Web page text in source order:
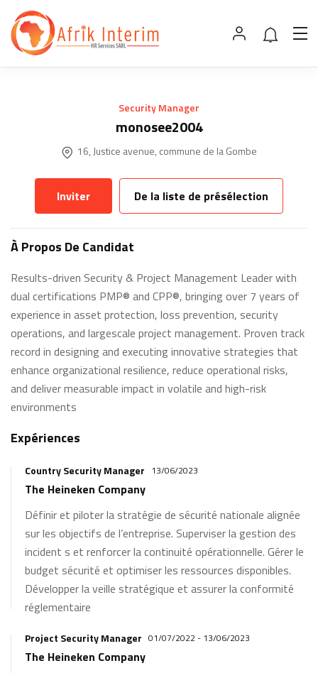
Security Manager
monosee2004
16, Justice avenue, commune de la Gombe
Inviter De la liste de présélection
À Propos De Candidat
Results-driven Security & Project Management Leader with
dual certifications PMP® and CPP®, bringing over 7 years of
experience in asset protection, loss prevention, security
operations, and largescale project management. Proven track
record in designing and executing innovative strategies that
enhance organizational resilience, reduce operational risks,
and deliver measurable impact in volatile and high-risk
environments
Expériences
Country Security Manager 13/06/2023
The Heineken Company
Définir et piloter la stratégie de sécurité nationale alignée
sur les objectifs de l’entreprise. Superviser la gestion des
incident s et renforcer la continuité opérationnelle. Gérer le
budget sécurité et optimiser les ressources disponibles.
Développer la veille stratégique et assurer la conformité
réglementaire
Project Security Manager 01/07/2022 - 13/06/2023
The Heineken Company